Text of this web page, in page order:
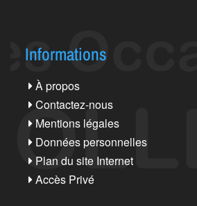
Informations
À propos
Contactez-nous
Mentions légales
Données personnelles
Plan du site Internet
Accès Privé